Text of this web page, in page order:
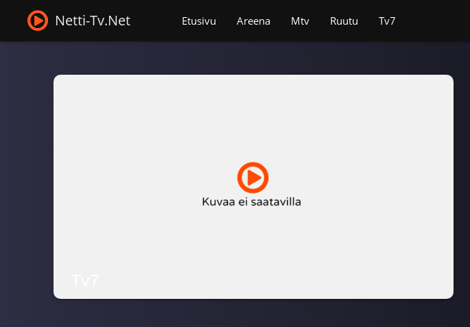
Netti-Tv.Net Etusivu Areena Mtv Ruutu Tv7